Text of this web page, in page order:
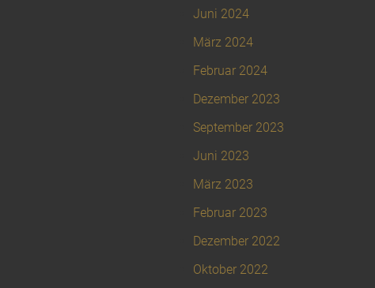
Juni 2024
März 2024
Februar 2024
Dezember 2023
September 2023
Juni 2023
März 2023
Februar 2023
Dezember 2022
Oktober 2022